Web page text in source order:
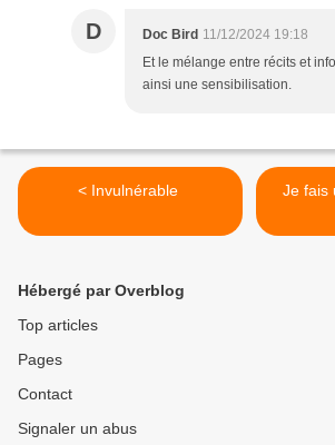
D Doc Bird 11/12/2024 19:18
Et le mélange entre récits et
ainsi une sensibilisation.
< Invulnérable
Je fais
Hébergé par Overblog
Top articles
Pages
Contact
Signaler un abus